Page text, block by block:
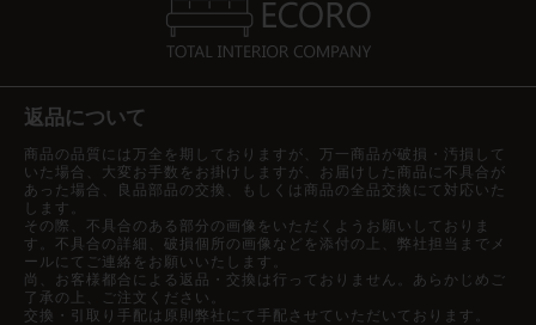
返品について
商品の品質には万全を期しておりますが、万一商品が破損・汚損して
いた場合、大変お手数をお掛けしますが、お届けした商品に不具合が
あった場合、良品部品の交換、もしくは商品の全品交換にて対応いた
します。
その際、不具合のある部分の画像をいただくようお願いしておりま
す。不具合の詳細、破損個所の画像などを添付の上、弊社担当までメ
ールにてご連絡をお願いいたします。
尚、お客様都合による返品・交換は行っておりません。あらかじめご
了承の上、ご注文ください。
交換・引取り手配は原則弊社にて手配させていただいております。